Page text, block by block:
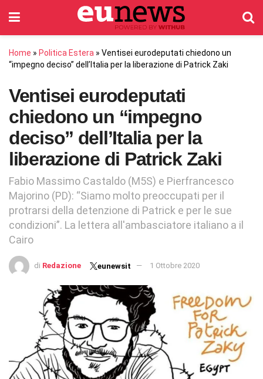
Home » Politica Estera » Ventisei eurodeputati chiedono un
“impegno deciso” dell’Italia per la liberazione di Patrick Zaki
Ventisei eurodeputati
chiedono un “impegno
deciso” dell’Italia per la
liberazione di Patrick Zaki
Fabio Massimo Castaldo (M5S) e Pierfrancesco
Majorino (PD): “Siamo molto preoccupati per il
protrarsi della detenzione di Patrick e per le sue
condizioni”. La lettera all'ambasciatore italiano a il
Cairo
di Redazione eunewsit 1 Ottobre 2020